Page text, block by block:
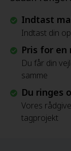
Indtast
Indtast din
Pris for en
Du får din
samme
Du ringes
Vores
tagprojekt